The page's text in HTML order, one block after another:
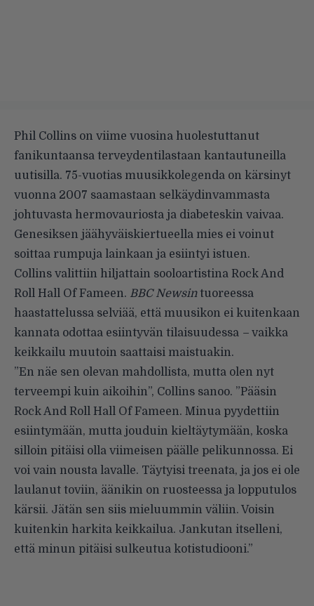
Phil Collins on viime vuosina huolestuttanut
fanikuntaansa terveydentilastaan kantautuneilla
uutisilla. 75-vuotias muusikkolegenda on kärsinyt
vuonna 2007 saamastaan selkäydinvammasta
johtuvasta hermovauriosta ja diabeteskin vaivaa.
Genesiksen jäähyväiskiertueella mies ei voinut
soittaa rumpuja lainkaan ja esiintyi istuen.
Collins valittiin hiljattain sooloartistina Rock And
Roll Hall Of Fameen. BBC Newsintuoreessa
haastattelussa selviää, että muusikon ei kuitenkaan
kannata odottaa esiintyvän tilaisuudessa – vaikka
keikkailu muutoin saattaisi maistuakin.
”En näe sen olevan mahdollista, mutta olen nyt
terveempi kuin aikoihin”, Collins sanoo. ”Pääsin
Rock And Roll Hall Of Fameen. Minua pyydettiin
esiintymään, mutta jouduin kieltäytymään, koska
silloin pitäisi olla viimeisen päälle pelikunnossa. Ei
voi vain nousta lavalle. Täytyisi treenata, ja jos ei ole
laulanut toviin, äänikin on ruosteessa ja lopputulos
kärsii. Jätän sen siis mieluummin väliin. Voisin
kuitenkin harkita keikkailua. Jankutan itselleni,
että minun pitäisi sulkeutua kotistudiooni.”